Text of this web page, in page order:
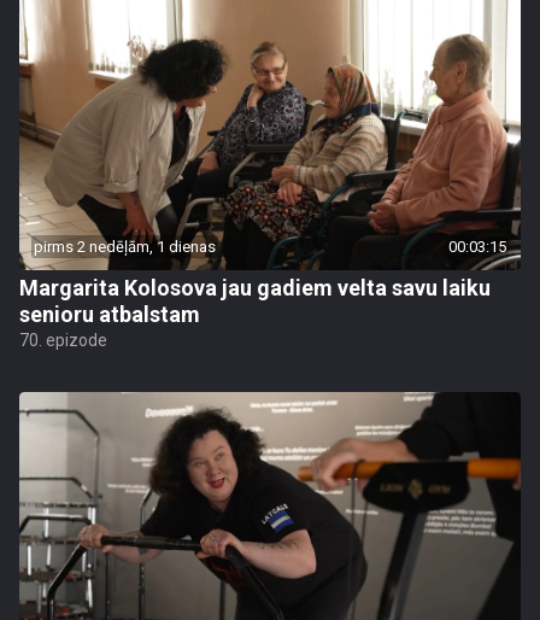
pirms 2 nedēļām, 1 dienas 00:03:15
Margarita Kolosova jau gadiem velta savu laiku
senioru atbalstam
70. epizode